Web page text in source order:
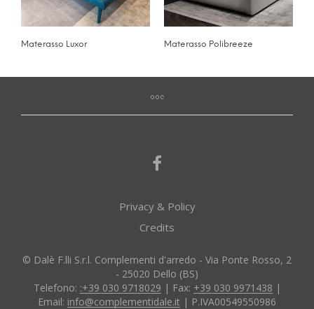
Materasso Luxor Materasso Polibreeze
Privacy & Policy
Credits
© Dalè F.lli S.r.l. Complementi d'arredo - Via Ponte Rosso, 2
- 25020 Dello (BS)
Telefono: :+39 030 9718029 | Fax: +39 030 9971438 |
Email: info@complementidale.it | P.IVA00549550986